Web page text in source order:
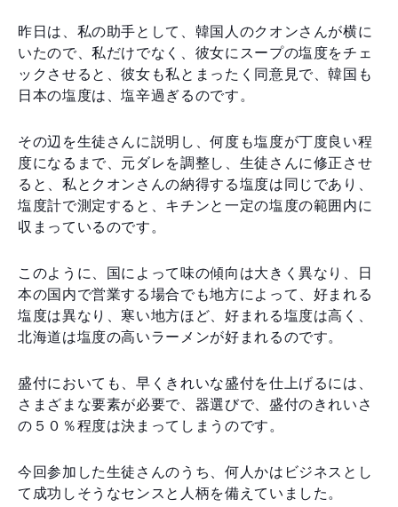
昨日は、私の助手として、韓国人のクオンさんが横に
いたので、私だけでなく、彼女にスープの塩度をチェ
ックさせると、彼女も私とまったく同意見で、韓国も
日本の塩度は、塩辛過ぎるのです。
その辺を生徒さんに説明し、何度も塩度が丁度良い程
度になるまで、元ダレを調整し、生徒さんに修正させ
ると、私とクオンさんの納得する塩度は同じであり、
塩度計で測定すると、キチンと一定の塩度の範囲内に
収まっているのです。
このように、国によって味の傾向は大きく異なり、日
本の国内で営業する場合でも地方によって、好まれる
塩度は異なり、寒い地方ほど、好まれる塩度は高く、
北海道は塩度の高いラーメンが好まれるのです。
盛付においても、早くきれいな盛付を仕上げるには、
さまざまな要素が必要で、器選びで、盛付のきれいさ
の５０％程度は決まってしまうのです。
今回参加した生徒さんのうち、何人かはビジネスとし
て成功しそうなセンスと人柄を備えていました。